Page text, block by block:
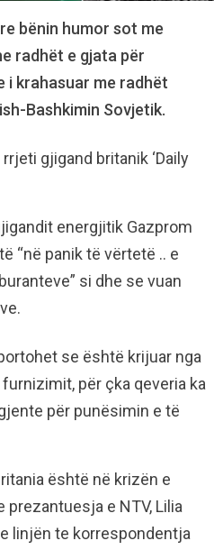
bënin humor sot me
radhët e gjata për
i krahasuar me radhët
Bashkimin Sovjetik.
gjigand britanik ‘Daily
energjitik Gazprom
“në panik të vërtetë .. e
si dhe se vuan
se është krijuar nga
për çka qeveria ka
për punësimin e të
është në krizën e
prezantuesja e NTV, Lilia
linjën te korrespondentja